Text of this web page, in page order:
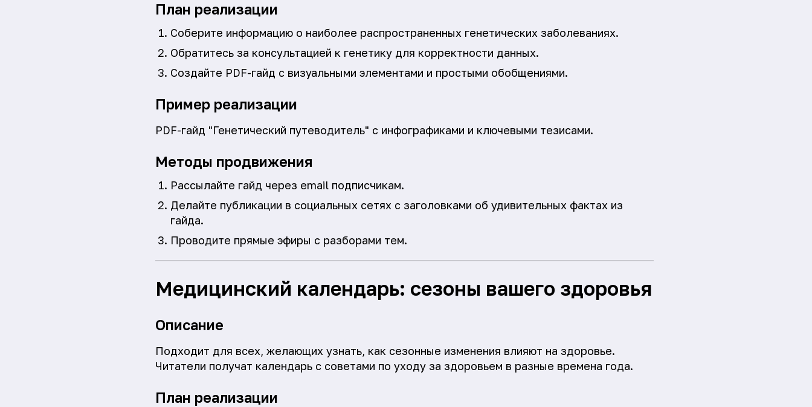
План реализации
Соберите информацию о наиболее распространенных генетических заболеваниях.
Обратитесь за консультацией к генетику для корректности данных.
Создайте PDF-гайд с визуальными элементами и простыми обобщениями.
Пример реализации
PDF-гайд "Генетический путеводитель" с инфографиками и ключевыми тезисами.
Методы продвижения
Рассылайте гайд через email подписчикам.
Делайте публикации в социальных сетях с заголовками об удивительных фактах из
гайда.
Проводите прямые эфиры с разборами тем.
Медицинский календарь: сезоны вашего здоровья
Описание
Подходит для всех, желающих узнать, как сезонные изменения влияют на здоровье.
Читатели получат календарь с советами по уходу за здоровьем в разные времена года.
План реализации